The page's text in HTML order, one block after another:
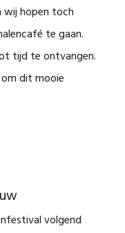
wij hopen toch
te gaan.
tijd te ontvangen.
dit mooie
volgend